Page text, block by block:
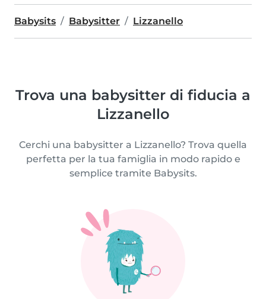
Babysits Babysitter Lizzanello
Trova una babysitter di fiducia a
Lizzanello
Cerchi una babysitter a Lizzanello? Trova quella
perfetta per la tua famiglia in modo rapido e
semplice tramite Babysits.